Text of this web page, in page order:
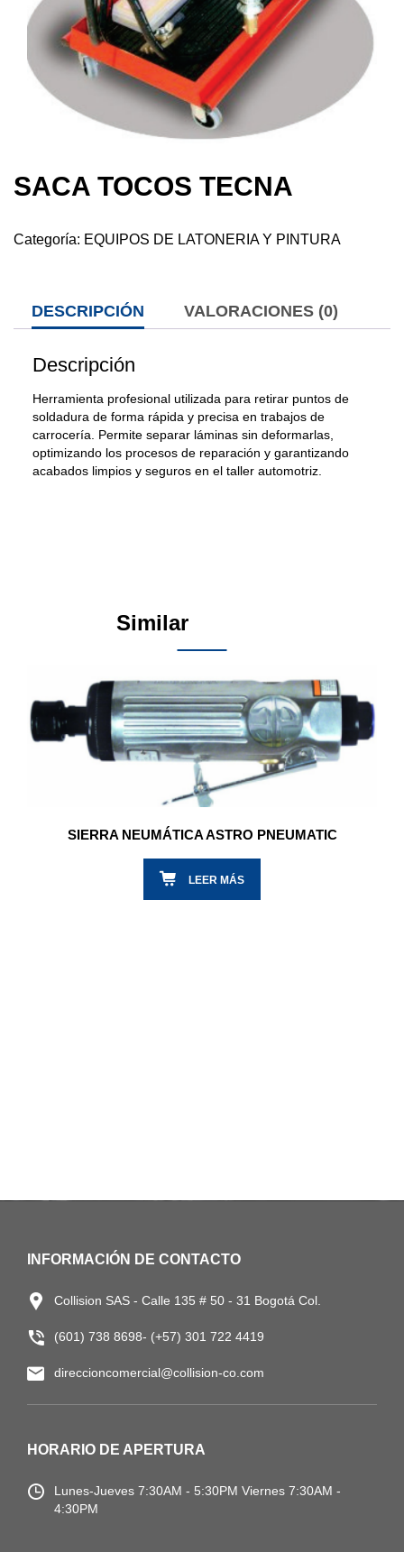
SACA TOCOS TECNA
Categoría: EQUIPOS DE LATONERIA Y PINTURA
DESCRIPCIÓN VALORACIONES (0)
Descripción
Herramienta profesional utilizada para retirar puntos de
soldadura de forma rápida y precisa en trabajos de
carrocería. Permite separar láminas sin deformarlas,
optimizando los procesos de reparación y garantizando
acabados limpios y seguros en el taller automotriz.
Similar
SIERRA NEUMÁTICA ASTRO PNEUMATIC
LEER MÁS
INFORMACIÓN DE CONTACTO
Collision SAS - Calle 135 # 50 - 31 Bogotá Col.
(601) 738 8698- (+57) 301 722 4419
direccioncomercial@collision-co.com
HORARIO DE APERTURA
Lunes-Jueves 7:30AM - 5:30PM Viernes 7:30AM -
4:30PM